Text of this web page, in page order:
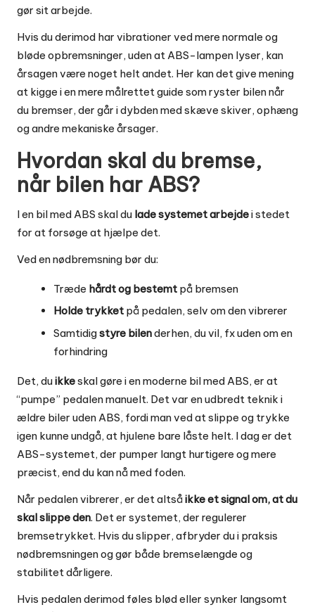
gør sit arbejde.
Hvis du derimod har vibrationer ved mere normale og
bløde opbremsninger, uden at ABS-lampen lyser, kan
årsagen være noget helt andet. Her kan det give mening
at kigge i en mere målrettet guide somryster bilen når
du bremser, der går i dybden med skæve skiver, ophæng
og andre mekaniske årsager.
Hvordan skal du bremse,
når bilen har ABS?
I en bil med ABS skal du lade systemet arbejdei stedet
for at forsøge at hjælpe det.
Ved en nødbremsning bør du:
Træde hårdt og bestemt på bremsen
Holde trykket på pedalen, selv om den vibrerer
Samtidigstyre bilenderhen, du vil, fx uden om en
forhindring
Det, duikkeskal gøre i en moderne bil med ABS, er at
“pumpe” pedalen manuelt. Det var en udbredt teknik i
ældre biler uden ABS, fordi man ved at slippe og trykke
igen kunne undgå, at hjulene bare låste helt. I dag er det
ABS-systemet, der pumper langt hurtigere og mere
præcist, end du kan nå med foden.
Når pedalen vibrerer, er det altsåikke et signal om, at du
skal slippe den. Det er systemet, der regulerer
bremsetrykket. Hvis du slipper, afbryder du i praksis
nødbremsningen og gør både bremselængde og
stabilitet dårligere.
Hvis pedalen derimod føles blød eller synker langsomt